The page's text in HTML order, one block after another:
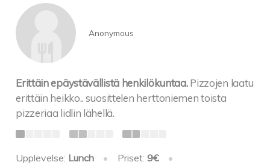
Anonymous
Erittäin epäystävällistä henkilökuntaa. Pizzojen laatu
erittäin heikko.. suosittelen herttoniemen toista
pizzeriaa lidlin lähellä.
Upplevelse: Lunch • Priset: 9€
•